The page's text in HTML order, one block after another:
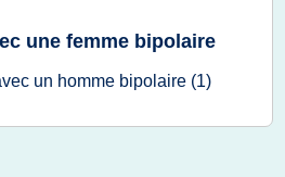
une femme bipolaire
un homme bipolaire (1)